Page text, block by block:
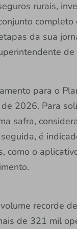
rurais,
completo
da sua
para o
2026. Para
safra,
é
como o
recorde
de 321 mil